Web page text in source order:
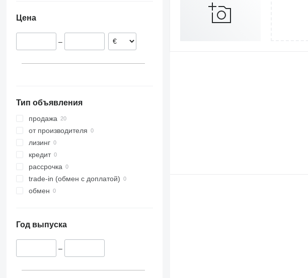
Цена
–
Тип объявления
продажа
от производителя
лизинг
кредит
рассрочка
trade-in (обмен с доплатой)
обмен
Год выпуска
–